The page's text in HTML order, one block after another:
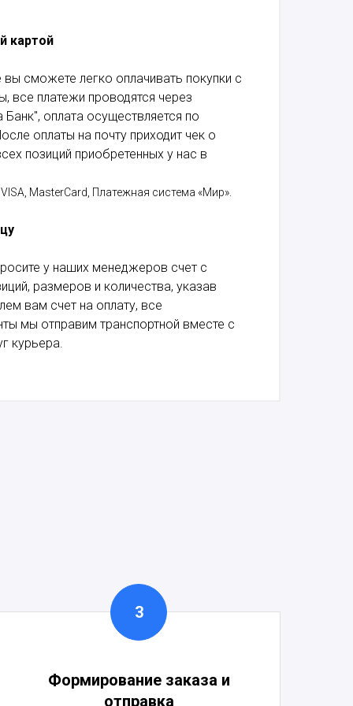
картой
сможете легко оплачивать покупки с
все платежи проводятся через
оплата осуществляется по
оплаты на почту приходит чек о
позиций приобретенных у нас в
MasterCard, Платежная система «Мир».
у наших менеджеров счет с
размеров и количества, указав
вам счет на оплату, все
мы отправим транспортной вместе с
курьера.
Формирование заказа и
отправка